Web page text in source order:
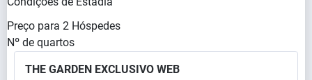
Preço para 2 Hóspedes
Nº de quartos
THE GARDEN EXCLUSIVO WEB